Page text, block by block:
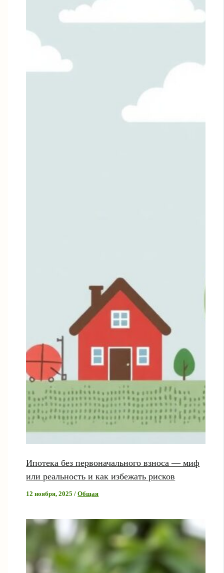
Ипотека без первоначального взноса — миф
или реальность и как избежать рисков
12 ноября, 2025/Общая